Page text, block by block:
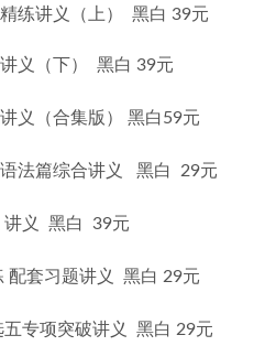
练讲义（上） 黑白 39元
义（下）  黑白 39元
义（合集版） 黑白59元
篇综合讲义   黑白  29元
义  黑白  39元
套习题讲义  黑白 29元
专项突破讲义  黑白 29元